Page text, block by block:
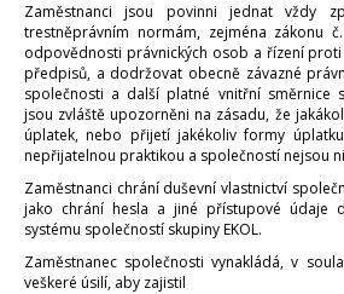
Zaměstnanci jsou povinni jednat vždy
trestněprávním normám, zejména zákonu
odpovědnosti právnických osob a řízení
předpisů, a dodržovat obecně závazné
společnosti a další platné vnitřní směrnice
jsou zvláště upozorněni na zásadu, že
úplatek, nebo přijetí jakékoliv formy
nepřijatelnou praktikou a společností nejsou
Zaměstnanci chrání duševní vlastnictví
jako chrání hesla a jiné přístupové údaje
systému společností skupiny EKOL.
Zaměstnanec společnosti vynakládá, v
veškeré úsilí, aby zajistil